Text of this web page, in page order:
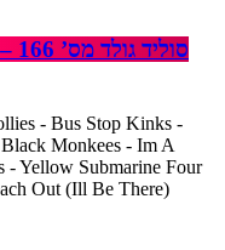
- Bus Stop Kinks -
Monkees - Im A
- Yellow Submarine Four
Out (Ill Be There)